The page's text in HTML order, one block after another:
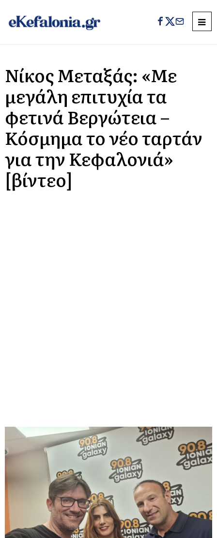
Νίκος Μεταξάς: «Με
μεγάλη επιτυχία τα
φετινά Βεργώτεια –
Κόσμημα το νέο ταρτάν
για την Κεφαλονιά»
[βίντεο]